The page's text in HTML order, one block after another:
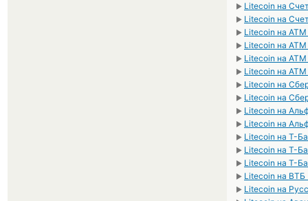
► Litecoin на
► Litecoin на
► Litecoin на
► Litecoin на
► Litecoin на
► Litecoin на ATM
► Litecoin на
► Litecoin на
► Litecoin на
► Litecoin на
► Litecoin на Т-
► Litecoin на Т-
► Litecoin на Т-
► Litecoin на ВТБ
► Litecoin на